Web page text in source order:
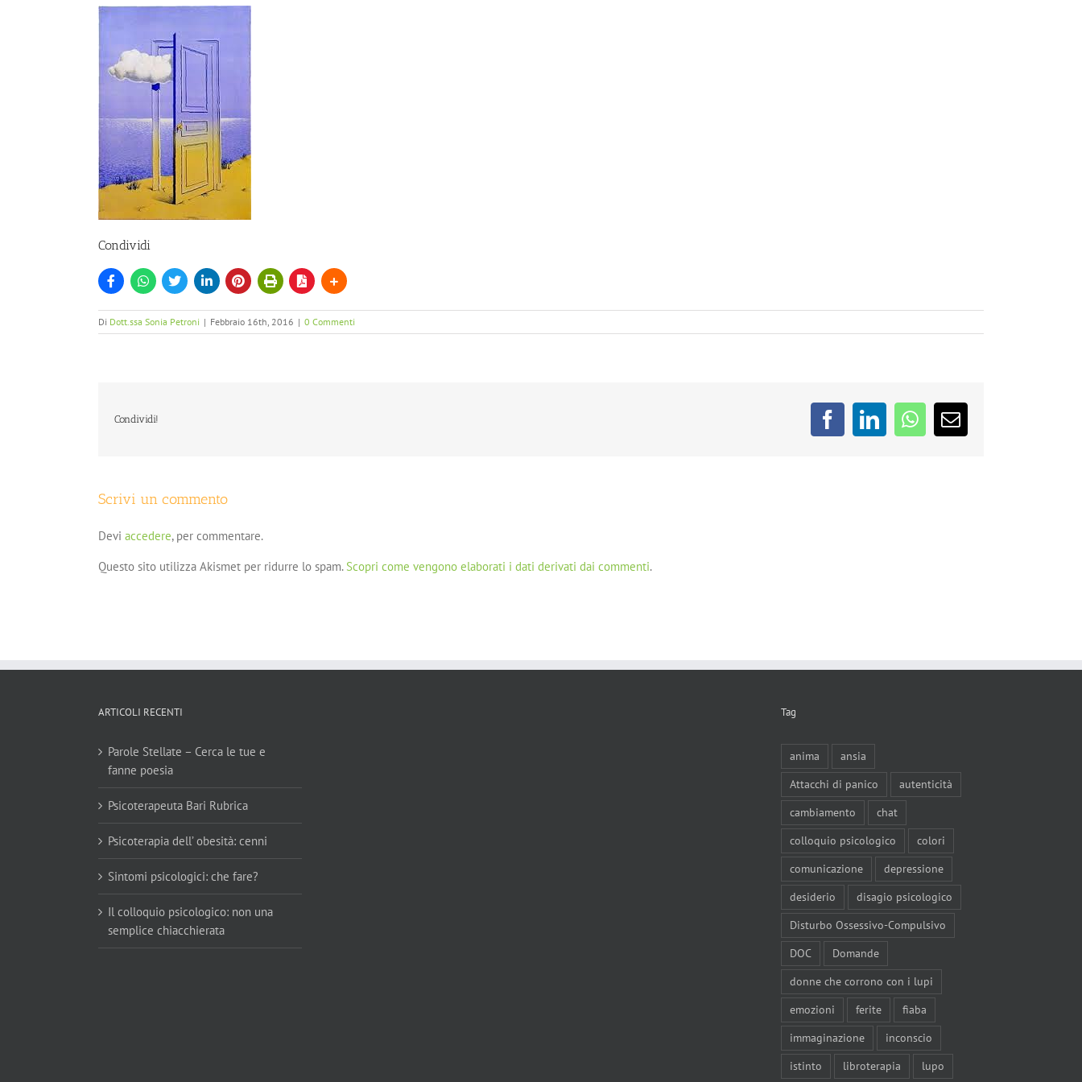
Condividi
Di Dott.ssa Sonia Petroni | Febbraio 16th, 2016 | 0 Commenti
Condividi! Facebook
LinkedInWhatsApp
Email
Scrivi un commento
Devi accedere, per commentare.
Questo sito utilizza Akismet per ridurre lo spam. Scopri come vengono elaborati i dati derivati dai commenti.
ARTICOLI RECENTI
Parole Stellate – Cerca le tue e
fanne poesia
Psicoterapeuta Bari Rubrica
Psicoterapia dell’ obesità: cenni
Sintomi psicologici: che fare?
Il colloquio psicologico: non una
semplice chiacchierata
Tag
anima
ansia
Attacchi di panico
autenticità
cambiamento
chat
colloquio psicologico
colori
comunicazione
depressione
desiderio
disagio psicologico
Disturbo Ossessivo-Compulsivo
DOC
Domande
donne che corrono con i lupi
emozioni
ferite
fiaba
immaginazione
inconscio
istinto
libroterapia lupo